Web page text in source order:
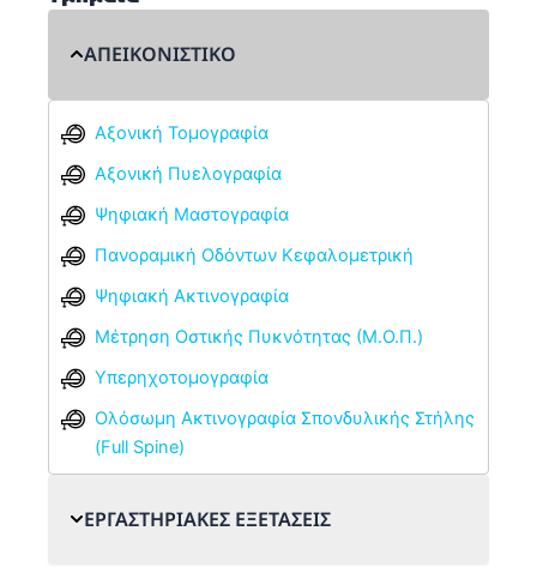
ΑΠΕΙΚΟΝΙΣΤΙΚΟ
Αξονική Τομογραφία
Αξονική Πυελογραφία
Ψηφιακή Μαστογραφία
Πανοραμική Οδόντων Κεφαλομετρική
Ψηφιακή Ακτινογραφία
Μέτρηση Οστικής Πυκνότητας (Μ.Ο.Π.)
Υπερηχοτομογραφία
Ολόσωμη Ακτινογραφία Σπονδυλικής Στήλης
(Full Spine)
ΕΡΓΑΣΤΗΡΙΑΚΕΣ ΕΞΕΤΑΣΕΙΣ